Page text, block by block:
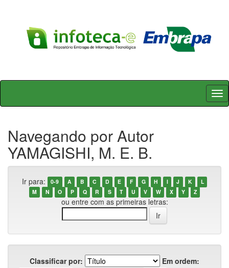
Skip
Navegando por Autor
YAMAGISHI, M. E. B.
Ir para: 0-9 A B C D E F G H I J K
L
M
N O P Q R S T U V W X Y Z
ou entre com as primeiras letras:
Classificar por:
Em ordem: